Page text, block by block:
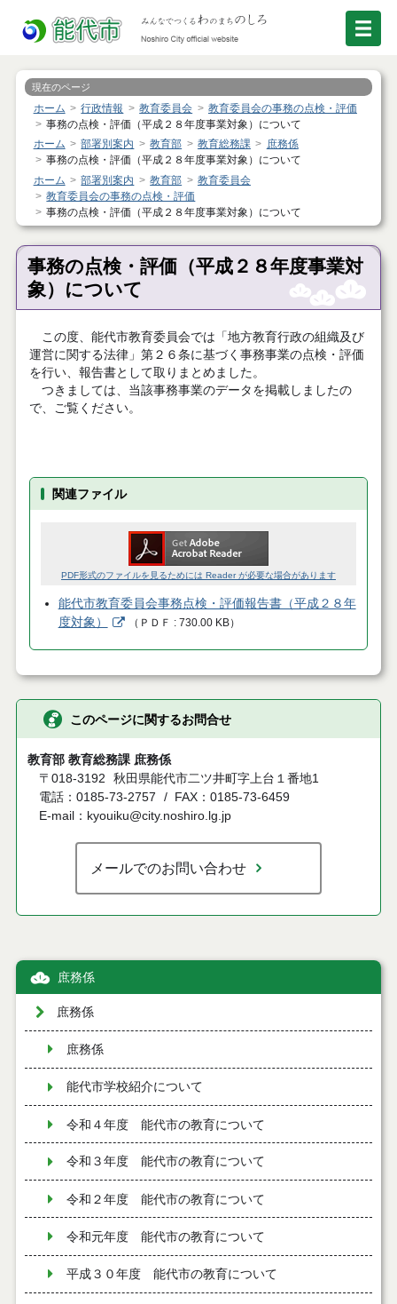
現在のページ
ホーム 行政情報 教育委員会
教育委員会の事務の点検・評価
事務の点検・評価（平成２８年度事業対象）について
ホーム
部署別案内 教育部 教育総務課
庶務係
事務の点検・評価（平成２８年度事業対象）について
ホーム
部署別案内 教育部
教育委員会
教育委員会の事務の点検・評価
事務の点検・評価（平成２８年度事業対象）について
事務の点検・評価（平成２８年度事業対
象）について
この度、能代市教育委員会では「地方教育行政の組織及び
運営に関する法律」第２６条に基づく事務事業の点検・評価
を行い、報告書として取りまとめました。
つきましては、当該事務事業のデータを掲載しましたの
で、ご覧ください。
関連ファイル
PDF形式のファイルを見るためには Reader が必要な場合があります
能代市教育委員会事務点検・評価報告書（平成２８年
度対象）
（ ＰＤＦ 730.00 KB）
このページに関するお問合せ
教育部 教育総務課 庶務係
〒018-3192
秋田県能代市二ツ井町字上台１番地1
電話：0185-73-2757
FAX：0185-73-6459
E-mail：kyouiku@city.noshiro.lg.jp
メールでのお問い合わせ
庶務係
庶務係
庶務係
能代市学校紹介について
令和４年度 能代市の教育について
令和３年度 能代市の教育について
令和２年度 能代市の教育について
令和元年度 能代市の教育について
平成３０年度 能代市の教育について